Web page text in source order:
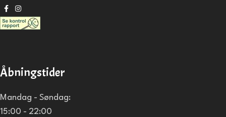
Åbningstider
Mandag - Søndag:
15:00 - 22:00